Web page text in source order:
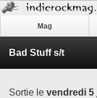
Mag
Bad Stuff s/t
Sortie le vendredi 5